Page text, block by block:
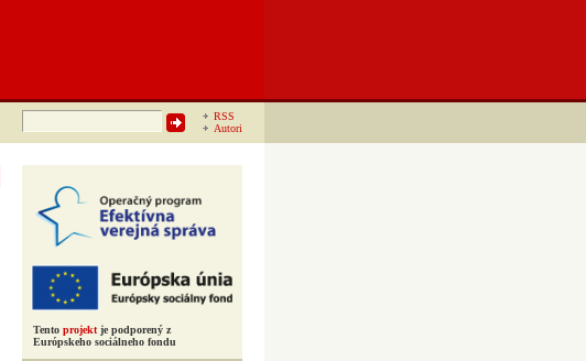
RSS
Autori
Hľadať:
Tento projekt je podporený z
Európskeho sociálneho fondu